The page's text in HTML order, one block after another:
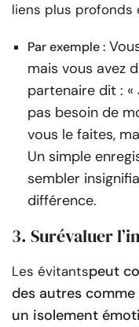
liens plus profonds
Par exemple :
mais vous avez
partenaire dit : «
pas besoin de
vous le faites,
Un simple
sembler
différence.
3. Surévaluer
Les évitantspeut
des autres
un isolement